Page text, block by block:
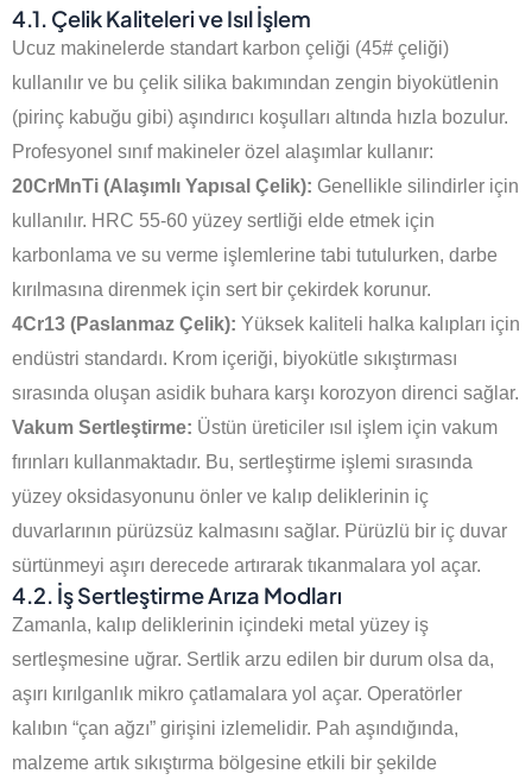
4.1. Çelik Kaliteleri ve Isıl İşlem
Ucuz makinelerde standart karbon çeliği (45# çeliği)
kullanılır ve bu çelik silika bakımından zengin biyokütlenin
(pirinç kabuğu gibi) aşındırıcı koşulları altında hızla bozulur.
Profesyonel sınıf makineler özel alaşımlar kullanır:
20CrMnTi (Alaşımlı Yapısal Çelik): Genellikle silindirler için
kullanılır. HRC 55-60 yüzey sertliği elde etmek için
karbonlama ve su verme işlemlerine tabi tutulurken, darbe
kırılmasına direnmek için sert bir çekirdek korunur.
4Cr13 (Paslanmaz Çelik): Yüksek kaliteli halka kalıpları için
endüstri standardı. Krom içeriği, biyokütle sıkıştırması
sırasında oluşan asidik buhara karşı korozyon direnci sağlar.
Vakum Sertleştirme: Üstün üreticiler ısıl işlem için vakum
fırınları kullanmaktadır. Bu, sertleştirme işlemi sırasında
yüzey oksidasyonunu önler ve kalıp deliklerinin iç
duvarlarının pürüzsüz kalmasını sağlar. Pürüzlü bir iç duvar
sürtünmeyi aşırı derecede artırarak tıkanmalara yol açar.
4.2. İş Sertleştirme Arıza Modları
Zamanla, kalıp deliklerinin içindeki metal yüzey iş
sertleşmesine uğrar. Sertlik arzu edilen bir durum olsa da,
aşırı kırılganlık mikro çatlamalara yol açar. Operatörler
kalıbın “çan ağzı” girişini izlemelidir. Pah aşındığında,
malzeme artık sıkıştırma bölgesine etkili bir şekilde